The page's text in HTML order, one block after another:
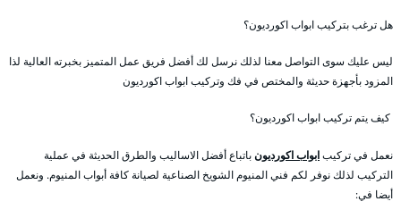
هل ترغب بتركيب ابواب اكورديون؟
ليس عليك سوى التواصل معنا لذلك نرسل لك أفضل فريق عمل المتميز بخبرته العالية لذا
المزود بأجهزة حديثة والمختص في فك وتركيب ابواب اكورديون
كيف يتم تركيب ابواب اكورديون؟
نعمل في تركيبابواب اكورديونباتباع أفضل الاساليب والطرق الحديثة في عملية
التركيب لذلك نوفر لكم فني المنيوم الشويخ الصناعية لصيانة كافة أبواب المنيوم. ونعمل
أيضا في: